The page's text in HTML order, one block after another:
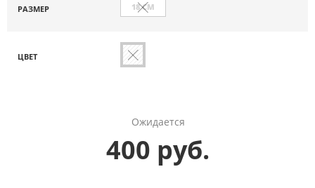
РАЗМЕР 18 СМ
ЦВЕТ
Ожидается
400 руб.